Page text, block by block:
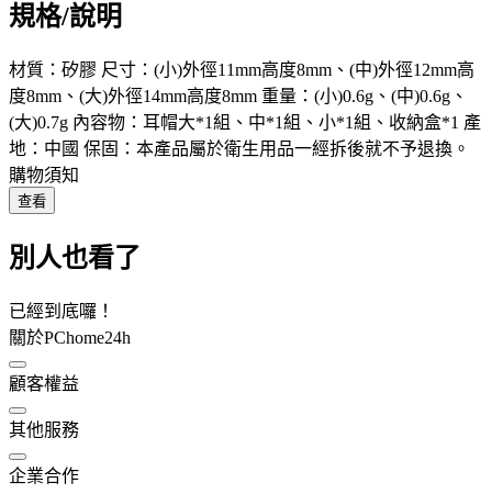
規格/說明
材質：矽膠 尺寸：(小)外徑11mm高度8mm、(中)外徑12mm高
度8mm、(大)外徑14mm高度8mm 重量：(小)0.6g、(中)0.6g、
(大)0.7g 內容物：耳帽大*1組、中*1組、小*1組、收納盒*1 產
地：中國 保固：本產品屬於衛生用品一經拆後就不予退換。
購物須知
查看
別人也看了
已經到底囉！
關於PChome24h
顧客權益
其他服務
企業合作